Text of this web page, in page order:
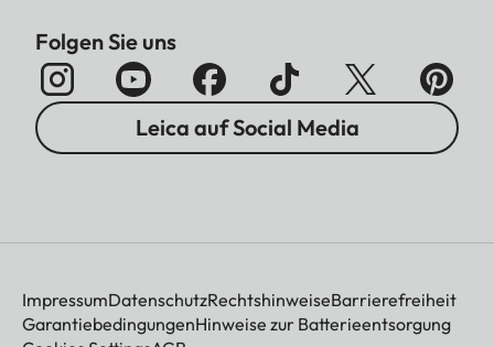
Folgen Sie uns
Leica auf Social Media
ImpressumDatenschutzRechtshinweiseBarrierefreiheit
GarantiebedingungenHinweise zur Batterieentsorgung